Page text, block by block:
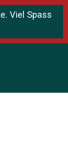
Viel Spass